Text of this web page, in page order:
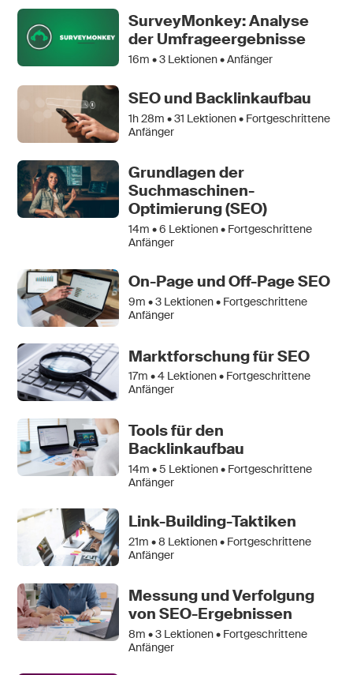
SurveyMonkey: Analyse
der Umfrageergebnisse
16m •3 Lektionen • Anfänger
SEO und Backlinkaufbau
1h 28m •31 Lektionen • Fortgeschrittene
Anfänger
Grundlagen der
Suchmaschinen-
Optimierung (SEO)
14m •6 Lektionen • Fortgeschrittene
Anfänger
On-Page und Off-Page SEO
9m •3 Lektionen • Fortgeschrittene
Anfänger
Marktforschung für SEO
17m •4 Lektionen • Fortgeschrittene
Anfänger
Tools für den
Backlinkaufbau
14m •5 Lektionen • Fortgeschrittene
Anfänger
Link-Building-Taktiken
21m •8 Lektionen • Fortgeschrittene
Anfänger
Messung und Verfolgung
von SEO-Ergebnissen
8m •3 Lektionen • Fortgeschrittene
Anfänger